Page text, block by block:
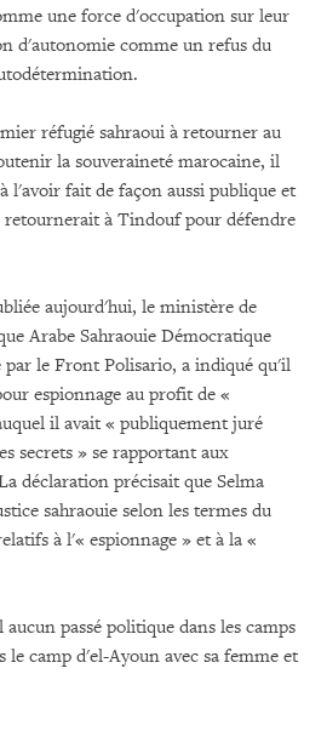
une force d'occupation sur leur
d'autonomie comme un refus du
réfugié sahraoui à retourner au
la souveraineté marocaine, il
l'avoir fait de façon aussi publique et
à Tindouf pour défendre
aujourd'hui, le ministère de
Arabe Sahraouie Démocratique
le Front Polisario, a indiqué qu'il
espionnage au profit de «
il avait « publiquement juré
secrets » se rapportant aux
déclaration précisait que Selma
sahraouie selon les termes du
à l'« espionnage » et à la «
passé politique dans les camps
le camp d'el-Ayoun avec sa femme et